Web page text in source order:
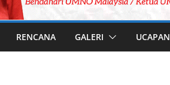
RENCANA GALERI UCAPAN